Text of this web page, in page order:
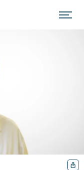
Apri